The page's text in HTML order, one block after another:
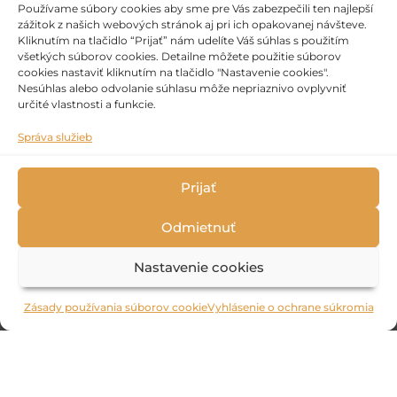
Používame súbory cookies aby sme pre Vás zabezpečili ten najlepší
zážitok z našich webových stránok aj pri ich opakovanej návšteve.
Kliknutím na tlačidlo “Prijať” nám udelíte Váš súhlas s použitím
všetkých súborov cookies. Detailne môžete použitie súborov
cookies nastaviť kliknutím na tlačidlo "Nastavenie cookies".
Nesúhlas alebo odvolanie súhlasu môže nepriaznivo ovplyvniť
určité vlastnosti a funkcie.
Správa služieb
Prijať
Odmietnuť
Nastavenie cookies
Zásady používania súborov cookieVyhlásenie o ochrane súkromia
30. 8.
13:30 – 19:30
31. 8.
12:00 – 17:00
18:00 – 20:30
16:00 – 21:00
16:00 – 22:00
4. 9.
12:00 – 13:30